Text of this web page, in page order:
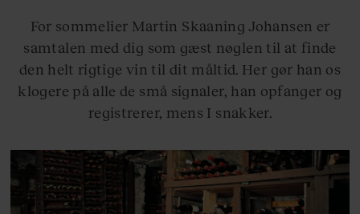
For sommelier Martin Skaaning Johansen er
samtalen med dig som gæst nøglen til at finde
den helt rigtige vin til dit måltid. Her gør han os
klogere på alle de små signaler, han opfanger og
registrerer, mens I snakker.